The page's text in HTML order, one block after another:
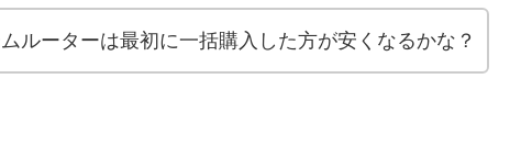
ルーターは最初に一括購入した方が安くなるかな？